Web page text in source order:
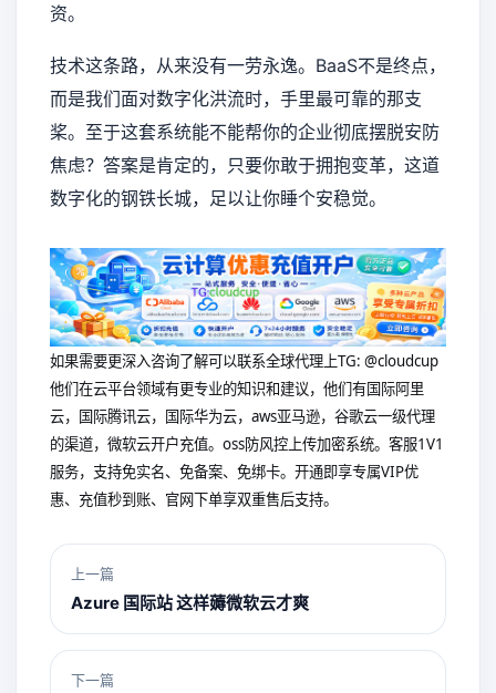
资。
技术这条路，从来没有一劳永逸。BaaS不是终点，
而是我们面对数字化洪流时，手里最可靠的那支
桨。至于这套系统能不能帮你的企业彻底摆脱安防
焦虑？答案是肯定的，只要你敢于拥抱变革，这道
数字化的钢铁长城，足以让你睡个安稳觉。
如果需要更深入咨询了解可以联系全球代理上TG: @cloudcup
他们在云平台领域有更专业的知识和建议，他们有国际阿里
云，国际腾讯云，国际华为云，aws亚马逊，谷歌云一级代理
的渠道，微软云开户充值。oss防风控上传加密系统。客服1V1
服务，支持免实名、免备案、免绑卡。开通即享专属VIP优
惠、充值秒到账、官网下单享双重售后支持。
上一篇
Azure 国际站 这样薅微软云才爽
下一篇